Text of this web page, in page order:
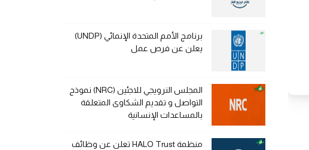
برنامج الأمم المتحدة الإنمائي (UNDP)
يعلن عن فرص عمل
المجلس النرويجي للاجئين (NRC) نموذج
التواصل و تقديم الشكاوى المتعلقة
بالمساعدات الإنسانية
منظمة HALO Trust تعلن عن وظائف